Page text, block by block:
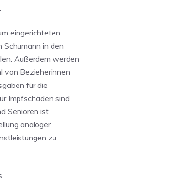
eingerichteten
Schumann in den
Außerdem werden
von Bezieherinnen
für die
Impfschäden sind
Senioren ist
analoger
zu